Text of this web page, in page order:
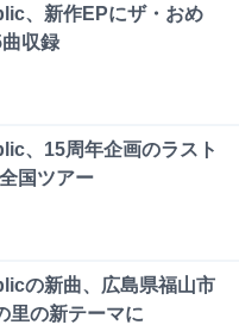
、新作EPにザ・おめ
収録
、15周年企画のラスト
国ツアー
の新曲、広島県福山市
里の新テーマに